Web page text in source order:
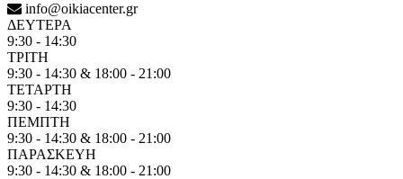
info@oikiacenter.gr
ΔΕΥΤΕΡΑ
9:30 - 14:30
ΤΡΙΤΗ
9:30 - 14:30 & 18:00 - 21:00
ΤΕΤΑΡΤΗ
9:30 - 14:30
ΠΕΜΠΤΗ
9:30 - 14:30 & 18:00 - 21:00
ΠΑΡΑΣΚΕΥΗ
9:30 - 14:30 & 18:00 - 21:00